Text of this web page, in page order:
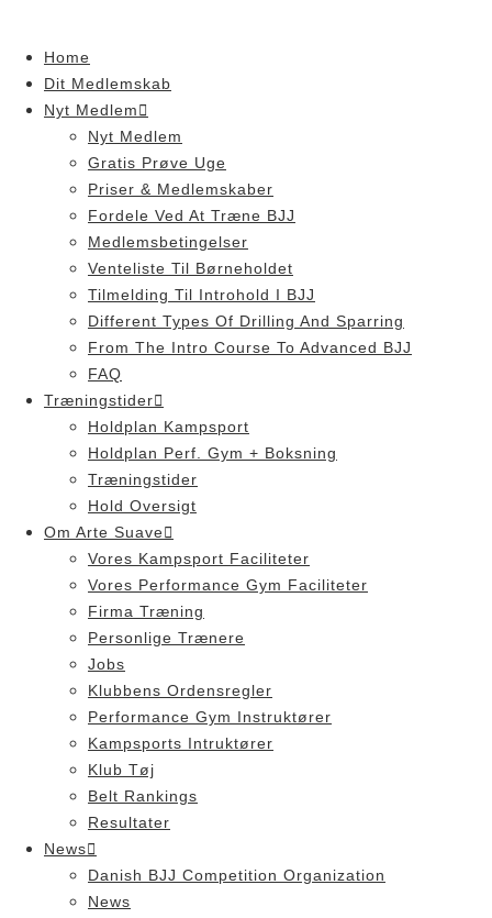
contentHome
Dit Medlemskab
Nyt Medlem
Nyt Medlem
Gratis Prøve Uge
Priser & Medlemskaber
Fordele Ved At Træne BJJ
Medlemsbetingelser
Venteliste Til Børneholdet
Tilmelding Til Introhold I BJJ
Different Types Of Drilling And Sparring
From The Intro Course To Advanced BJJ
FAQ
Træningstider
Holdplan Kampsport
Holdplan Perf. Gym + Boksning
Træningstider
Hold Oversigt
Om Arte Suave
Vores Kampsport Faciliteter
Vores Performance Gym Faciliteter
Firma Træning
Personlige Trænere
Jobs
Klubbens Ordensregler
Performance Gym Instruktører
Kampsports Intruktører
Klub Tøj
Belt Rankings
Resultater
News
Danish BJJ Competition Organization
News